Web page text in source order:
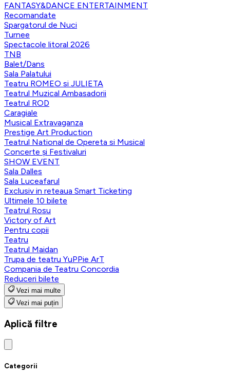
FANTASY&DANCE ENTERTAINMENT
Recomandate
Spargatorul de Nuci
Turnee
Spectacole litoral 2026
TNB
Balet/Dans
Sala Palatului
Teatru ROMEO si JULIETA
Teatrul Muzical Ambasadorii
Teatrul ROD
Caragiale
Musical Extravaganza
Prestige Art Production
Teatrul National de Opereta si Musical
Concerte și Festivaluri
SHOW EVENT
Sala Dalles
Sala Luceafarul
Exclusiv in reteaua Smart Ticketing
Ultimele 10 bilete
Teatrul Rosu
Victory of Art
Pentru copii
Teatru
Teatrul Maidan
Trupa de teatru YuPPie ArT
Compania de Teatru Concordia
Reduceri bilete
Vezi mai multe
Vezi mai puțin
Aplică filtre
Categorii